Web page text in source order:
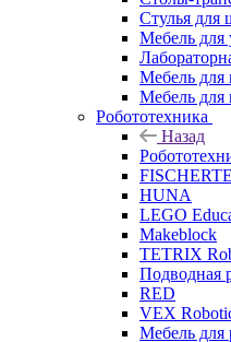
Стулья для
Мебель для
Мебель для
Мебель для
Робототехника
Назад
HUNA
LEGO
Makeblock
TETRIX
Подводная
RED
VEX
Мебель для